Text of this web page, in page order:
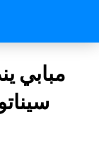
مبابي